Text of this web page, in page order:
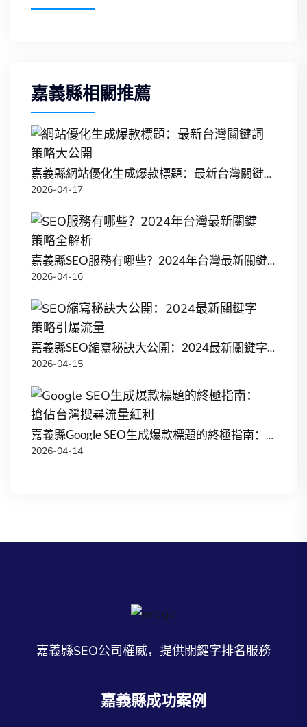
嘉義縣相關推薦
嘉義縣網站優化生成爆款標題：最新台灣關鍵詞策略大公開
2026-04-17
嘉義縣SEO服務有哪些？2024年台灣最新關鍵策略全解析
2026-04-16
嘉義縣SEO縮寫秘訣大公開：2024最新關鍵字策略引爆流量
2026-04-15
嘉義縣Google SEO生成爆款標題的終極指南：搶佔台灣搜尋流量紅利
2026-04-14
嘉義縣SEO公司權威，提供關鍵字排名服務
嘉義縣成功案例